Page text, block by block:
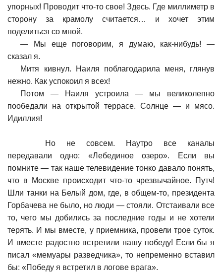
упорных! Проводит что-то свое! Здесь. Где миллиметр в
сторону за крамолу считается… и хочет этим
поделиться со мной.
—
Мы еще поговорим, я думаю, как-нибудь! —
сказал я.
Митя кивнул. Наиля поблагодарила меня, глянув
нежно. Как успокоил я всех!
Потом — Наиля устроила — мы великолепно
пообедали на открытой террасе. Солнце — и мясо.
Идиллия!
Но не совсем. Наутро все каналы
передавали одно: «Лебединое озеро». Если вы
помните — так наше телевидение тонко давало понять,
что в Москве происходит что-то чрезвычайное. Путч!
Шли танки на Белый дом, где, в общем-то, президента
Горбачева не было, но люди — стояли. Отстаивали все
то, чего мы добились за последние годы и не хотели
терять. И мы вместе, у приемника, провели трое суток.
И вместе радостно встретили нашу победу! Если бы я
писал «мемуары разведчика», то непременно вставил
бы: «Победу я встретил в логове врага».